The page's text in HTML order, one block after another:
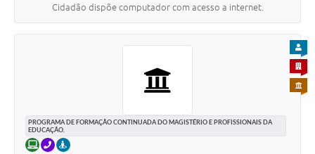
Cidadão dispõe computador com acesso a internet.
PROGRAMA DE FORMAÇÃO CONTINUADA DO MAGISTÉRIO E PROFISSIONAIS DA
EDUCAÇÃO.
ONLINETELEFONEPRESENCIAL
PARA
PARA